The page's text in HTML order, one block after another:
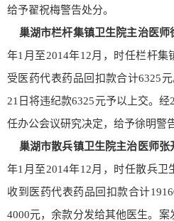
给予翟祝梅警告处分。
巢湖市栏杆集镇卫生院主治医师
年1 月至2014年12月，时任栏杆集
受医药代表药品回扣款合计6325
21 日将违纪款6325元予以上交。经
任办公会议研究决定，给予徐明警
巢湖市散兵镇卫生院主治医师
年1 月至2014年12月，时任散兵卫
收到医药代表药品回扣款合计
4000元，余款分发给其他医生。案